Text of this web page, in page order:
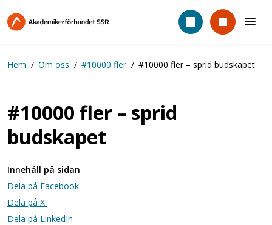
till
Hem Om oss #10000 fler #10000 fler – sprid budskapet
#10000 fler – sprid
budskapet
Innehåll på sidan
Dela på Facebook
Dela på X
Dela på LinkedIn